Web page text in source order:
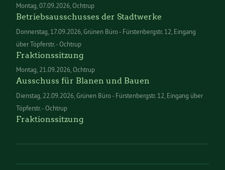
Montag 07.09.2026 Ochtrup
Betriebsausschusses der Stadtwerke
Donnerstag 17.09.2026 Grünen Büro - Fürstenbergstr. 12, Eingang
über Töpferstr. - Ochtrup
Fraktionssitzung
Montag 21.09.2026 Ochtrup
Ausschuss für Blanen und Bauen
Dienstag 22.09.2026 Grünen Büro - Fürstenbergstr. 12, Eingang über
Töpferstr. - Ochtrup
Fraktionssitzung